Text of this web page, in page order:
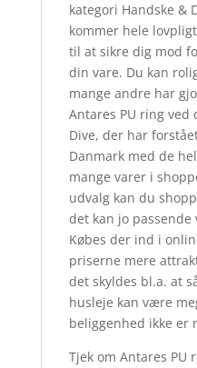
kategori Handske &
kommer hele
til at sikre dig mod
din vare. Du kan
mange andre har
Antares PU ring ved
Dive, der har
Danmark med de
mange varer i
udvalg kan du
det kan jo
Købes der ind i
priserne mere
det skyldes bl.a. at
husleje kan være
beliggenhed ikke er
Tjek om Antares